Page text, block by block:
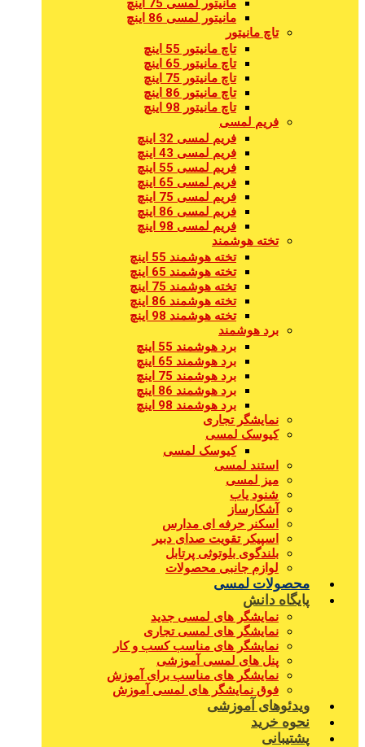
مانیتور لمسی 75 اینچ
مانیتور لمسی 86 اینچ
تاچ مانیتور
تاچ مانیتور 55 اینچ
تاچ مانیتور 65 اینچ
تاچ مانیتور 75 اینچ
تاچ مانیتور 86 اینچ
تاچ مانیتور 98 اینچ
فریم لمسی
فریم لمسی 32 اینچ
فریم لمسی 43 اینچ
فریم لمسی 55 اینچ
فریم لمسی 65 اینچ
فریم لمسی 75 اینچ
فریم لمسی 86 اینچ
فریم لمسی 98 اینچ
تخته هوشمند
تخته هوشمند 55 اینچ
تخته هوشمند 65 اینچ
تخته هوشمند 75 اینچ
تخته هوشمند 86 اینچ
تخته هوشمند 98 اینچ
برد هوشمند
برد هوشمند 55 اینچ
برد هوشمند 65 اینچ
برد هوشمند 75 اینچ
برد هوشمند 86 اینچ
برد هوشمند 98 اینچ
نمایشگر تجاری
کیوسک لمسی
کیوسک لمسی
استند لمسی
میز لمسی
شنود یاب
آشکارساز
اسکنر حرفه ای مدارس
اسپیکر تقویت صدای دبیر
بلندگوی بلوتوثی پرتابل
لوازم جانبی محصولات
محصولات لمسی
پایگاه دانش
نمایشگر های لمسی جدید
نمایشگر های لمسی تجاری
نمایشگر های مناسب کسب و کار
پنل های لمسی آموزشی
نمایشگر های مناسب برای آموزش
فوق نمایشگر های لمسی آموزش
ویدئوهای آموزشی
نحوه خرید
پشتیبانی